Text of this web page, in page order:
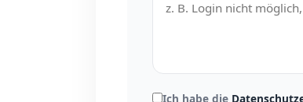
Ich habe die